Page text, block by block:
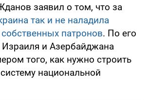
заявил о том, что за
так и не наладила
патронов. По его
и Азербайджана
того, как нужно строить
национальной